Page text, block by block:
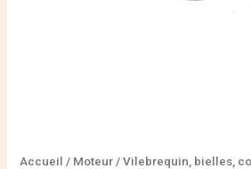
Accueil / Moteur /Vilebrequin, bielles,